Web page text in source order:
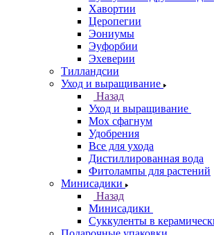
Хавортии
Церопегии
Эониумы
Эуфорбии
Эхеверии
Тилландсии
Уход и выращивание
Назад
Уход и выращивание
Мох сфагнум
Удобрения
Все для ухода
Дистиллированная вода
Фитолампы для растений
Минисадики
Назад
Минисадики
Суккуленты в